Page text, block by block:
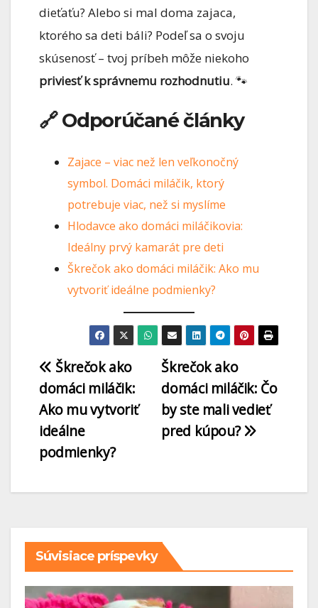
dieťaťu? Alebo si mal doma zajaca,
ktorého sa deti báli? Podeľ sa o svoju
skúsenosť – tvoj príbeh môže niekoho
priviesť k správnemu rozhodnutiu. 🐾
🔗 Odporúčané články
Zajace – viac než len veľkonočný
symbol. Domáci miláčik, ktorý
potrebuje viac, než si myslíme
Hlodavce ako domáci miláčikovia:
Ideálny prvý kamarát pre deti
Škrečok ako domáci miláčik: Ako mu
vytvoriť ideálne podmienky?
Škrečok ako
domáci miláčik: Čo
by ste mali vedieť
pred kúpou?
Škrečok ako
domáci miláčik:
Ako mu vytvoriť
ideálne
podmienky?
Súvisiace príspevky